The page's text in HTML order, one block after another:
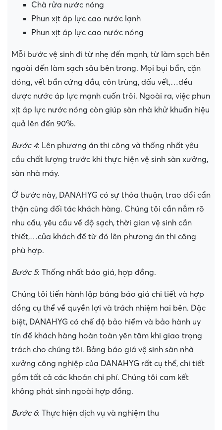
Chà rửa nước nóng
Phun xịt áp lực cao nước lạnh
Phun xịt áp lực cao nước nóng
Mỗi bước vệ sinh đi từ nhẹ đến mạnh, từ làm sạch bên
ngoài đến làm sạch sâu bên trong. Mọi bụi bẩn, cặn
đóng, vết bẩn cứng đầu, côn trùng, dấu vết,…đều
được nước áp lực mạnh cuốn trôi. Ngoài ra, việc phun
xịt áp lực nước nóng còn giúp sàn nhà khử khuẩn hiệu
quả lên đến 90%.
Bước 4: Lên phương án thi công và thống nhất yêu
cầu chất lượng trước khi thực hiện vệ sinh sàn xưởng,
sàn nhà máy.
Ở bước này, DANAHYG có sự thỏa thuận, trao đổi cẩn
thận cùng đối tác khách hàng. Chúng tôi cần nắm rõ
nhu cầu, yêu cầu về độ sạch, thời gian vệ sinh cần
thiết,…của khách để từ đó lên phương án thi công
phù hợp.
Bước 5: Thống nhất báo giá, hợp đồng.
Chúng tôi tiến hành lập bảng báo giá chi tiết và hợp
đồng cụ thể về quyền lợi và trách nhiệm hai bên. Đặc
biệt, DANAHYG có chế độ bảo hiểm và bảo hành uy
tín để khách hàng hoàn toàn yên tâm khi giao trọng
trách cho chúng tôi. Bảng báo giá vệ sinh sàn nhà
xưởng công nghiệp của DANAHYG rất cụ thể, chi tiết
gồm tất cả các khoản chi phí. Chúng tôi cam kết
không phát sinh ngoài hợp đồng.
Bước 6: Thực hiện dịch vụ và nghiệm thu